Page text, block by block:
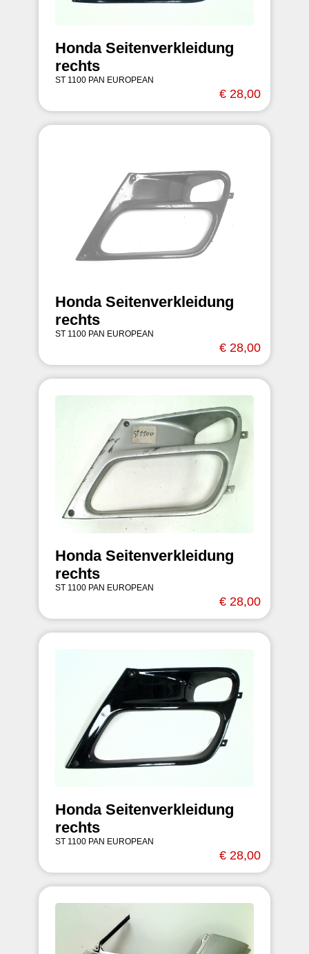
Honda Seitenverkleidung
rechts
ST 1100 PAN EUROPEAN
€ 28,00
Honda Seitenverkleidung
rechts
ST 1100 PAN EUROPEAN
€ 28,00
Honda Seitenverkleidung
rechts
ST 1100 PAN EUROPEAN
€ 28,00
Honda Seitenverkleidung
rechts
ST 1100 PAN EUROPEAN
€ 28,00